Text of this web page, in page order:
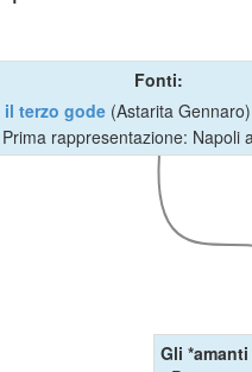
Fonti:
terzo gode (Astarita
Prima rappresentazione: Napoli
Gli